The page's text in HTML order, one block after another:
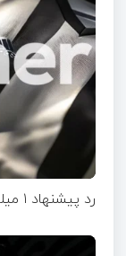
رد پیشنهاد ۱ میلیارد یورویی تتر برای خرید یوونتوس